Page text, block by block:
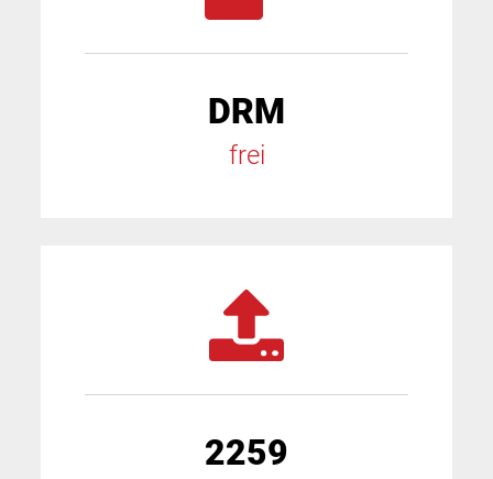
DRM
frei
2259